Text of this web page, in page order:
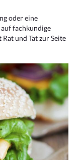
oder eine
fachkundige
und Tat zur Seite